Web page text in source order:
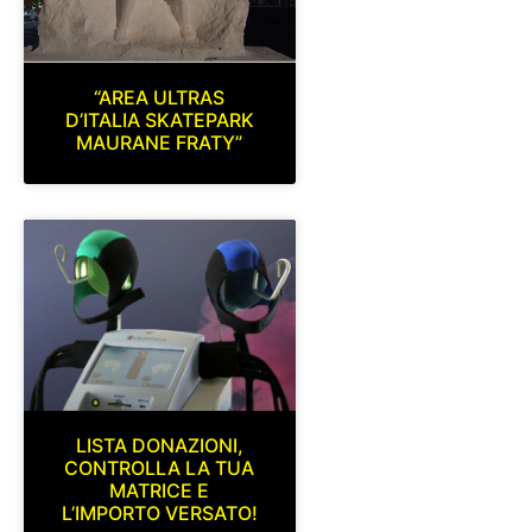
“AREA ULTRAS
D’ITALIA SKATEPARK
MAURANE FRATY”
LISTA DONAZIONI,
CONTROLLA LA TUA
MATRICE E
L’IMPORTO VERSATO!